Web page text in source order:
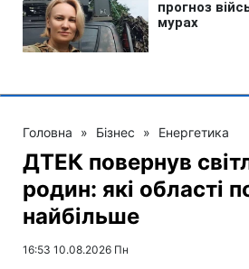
Головна » Бізнес » Енергетика
ДТЕК повернув
родин: які області
найбільше
16:53 10.08.2026 Пн